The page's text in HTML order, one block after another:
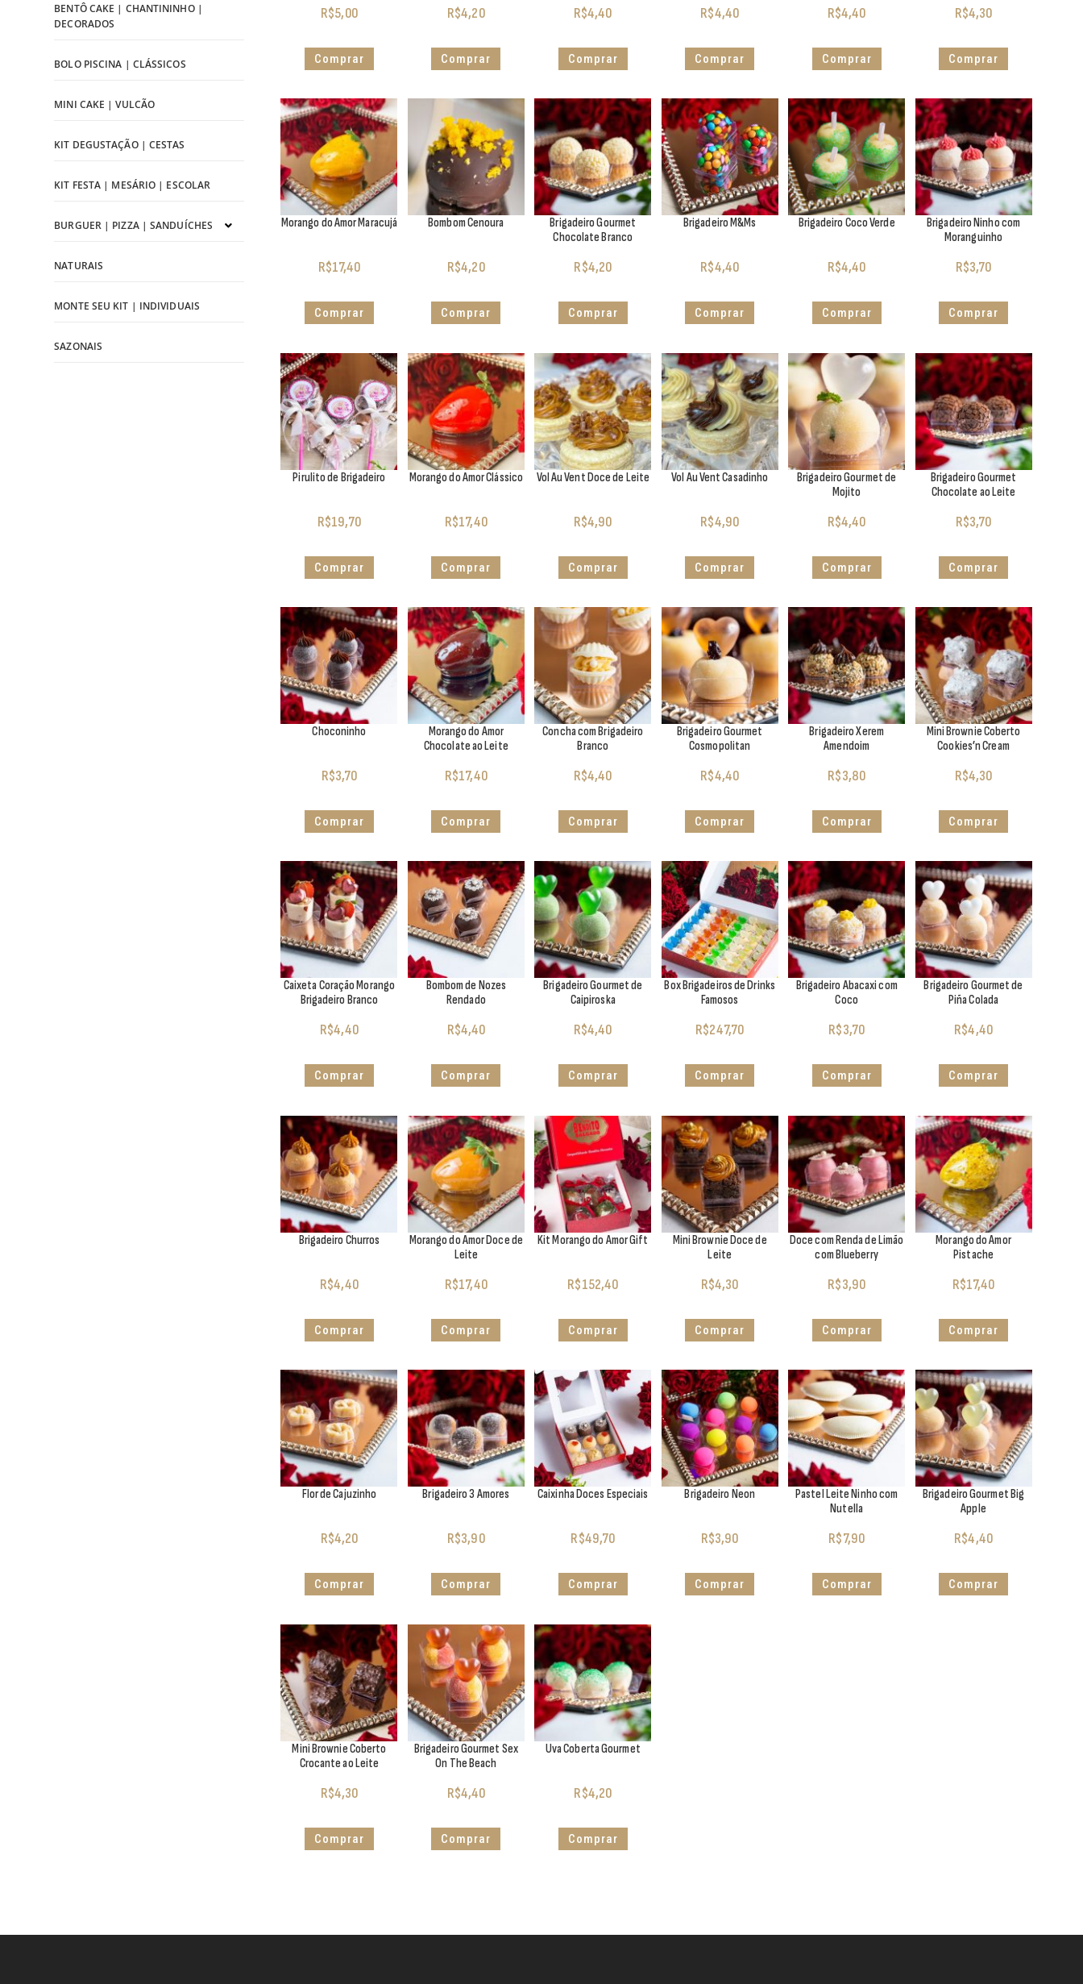
R$5,00
Comprar
R$4,20
Comprar
R$4,40
Comprar
R$4,40
Comprar
R$4,40
Comprar
R$4,30
Comprar
Morango do Amor Maracujá
R$17,40
Comprar
Bombom Cenoura
R$4,20
Comprar
Brigadeiro Gourmet
Chocolate Branco
R$4,20
Comprar
Brigadeiro M&Ms
R$4,40
Comprar
Brigadeiro Coco Verde
R$4,40
Comprar
Brigadeiro Ninho com
Moranguinho
R$3,70
Comprar
Pirulito de Brigadeiro
R$19,70
Comprar
Morango do Amor Clássico
R$17,40
Comprar
Vol Au Vent Doce de Leite
R$4,90
Comprar
Vol Au Vent Casadinho
R$4,90
Comprar
Brigadeiro Gourmet de
Mojito
R$4,40
Comprar
Brigadeiro Gourmet
Chocolate ao Leite
R$3,70
Comprar
Choconinho
R$3,70
Comprar
Morango do Amor
Chocolate ao Leite
R$17,40
Comprar
Concha com Brigadeiro
Branco
R$4,40
Comprar
Brigadeiro Gourmet
Cosmopolitan
R$4,40
Comprar
Brigadeiro Xerem
Amendoim
R$3,80
Comprar
Mini Brownie Coberto
Cookies’n Cream
R$4,30
Comprar
Caixeta Coração Morango
Brigadeiro Branco
R$4,40
Comprar
Bombom de Nozes
Rendado
R$4,40
Comprar
Brigadeiro Gourmet de
Caipiroska
R$4,40
Comprar
Box Brigadeiros de Drinks
Famosos
R$247,70
Comprar
Brigadeiro Abacaxi com
Coco
R$3,70
Comprar
Brigadeiro Gourmet de
Piña Colada
R$4,40
Comprar
Brigadeiro Churros
R$4,40
Comprar
Morango do Amor Doce de
Leite
R$17,40
Comprar
Kit Morango do Amor Gift
R$152,40
Comprar
Mini Brownie Doce de
Leite
R$4,30
Comprar
Doce com Renda de Limão
com Blueberry
R$3,90
Comprar
Morango do Amor
Pistache
R$17,40
Comprar
Flor de Cajuzinho
R$4,20
Comprar
Brigadeiro 3 Amores
R$3,90
Comprar
Caixinha Doces Especiais
R$49,70
Comprar
Brigadeiro Neon
R$3,90
Comprar
Pastel Leite Ninho com
Nutella
R$7,90
Comprar
Brigadeiro Gourmet Big
Apple
R$4,40
Comprar
Mini Brownie Coberto
Crocante ao Leite
R$4,30
Comprar
Brigadeiro Gourmet Sex
On The Beach
R$4,40
Comprar
Uva Coberta Gourmet
R$4,20
Comprar
BENTÔ CAKE | CHANTININHO |
DECORADOS
BOLO PISCINA | CLÁSSICOS
MINI CAKE | VULCÃO
KIT DEGUSTAÇÃO | CESTAS
KIT FESTA | MESÁRIO | ESCOLAR
BURGUER | PIZZA | SANDUÍCHES
NATURAIS
MONTE SEU KIT | INDIVIDUAIS
SAZONAIS